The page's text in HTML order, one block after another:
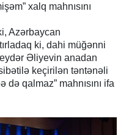
xalq mahnısını
Azərbaycan
ki, dahi müğənni
Əliyevin anadan
keçirilən təntənəli
qalmaz” mahnısını ifa